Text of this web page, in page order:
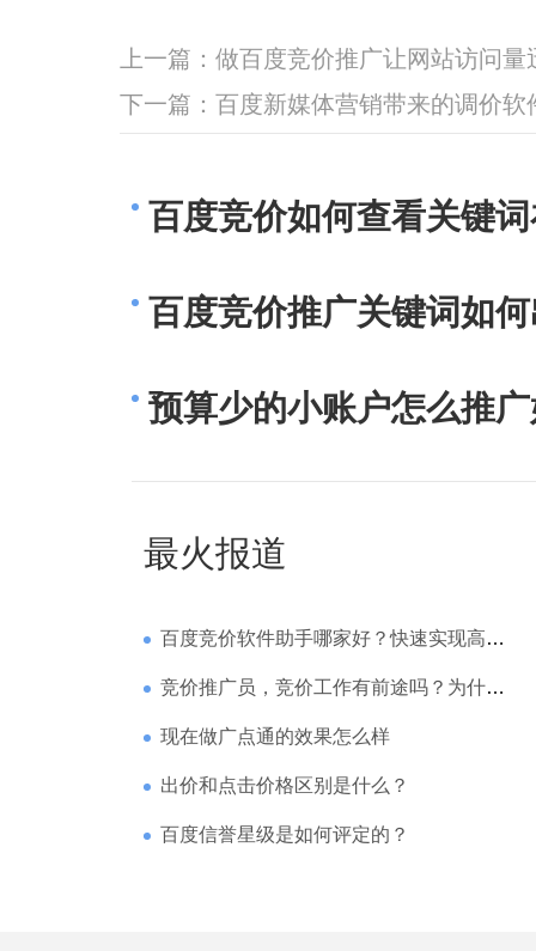
上一篇： 做百度竞价推广让网站访问量
下一篇： 百度新媒体营销带来的调价软
百度竞价如何查看关键
百度竞价推广关键词如
预算少的小账户怎么推
最火报道
百度竞价软件助手哪家好？快速实现高回报哪家强？
竞价推广员，竞价工作有前途吗？为什么待遇那么高
现在做广点通的效果怎么样
出价和点击价格区别是什么？
百度信誉星级是如何评定的？